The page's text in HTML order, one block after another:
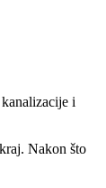
i
Nakon što